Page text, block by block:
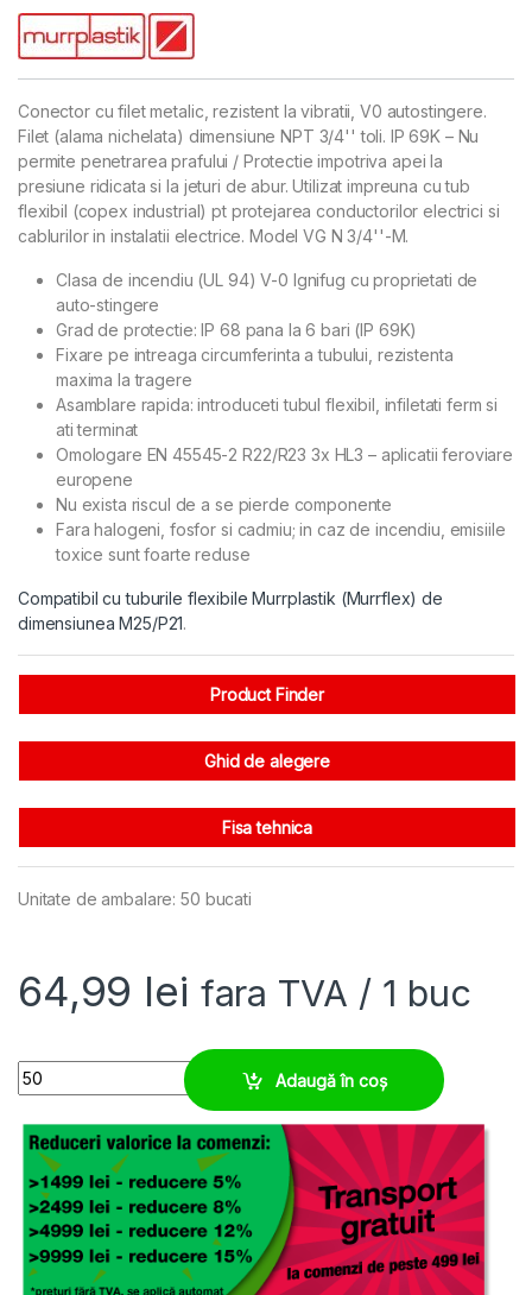
Conector cu filet metalic, rezistent la vibratii, V0 autostingere.
Filet (alama nichelata) dimensiune NPT 3/4'' toli. IP 69K – Nu
permite penetrarea prafului / Protectie impotriva apei la
presiune ridicata si la jeturi de abur. Utilizat impreuna cu tub
flexibil (copex industrial) pt protejarea conductorilor electrici si
cablurilor in instalatii electrice. Model VG N 3/4''-M.
Clasa de incendiu (UL 94) V-0 Ignifug cu proprietati de
auto-stingere
Grad de protectie: IP 68 pana la 6 bari (IP 69K)
Fixare pe intreaga circumferinta a tubului, rezistenta
maxima la tragere
Asamblare rapida: introduceti tubul flexibil, infiletati ferm si
ati terminat
Omologare EN 45545-2 R22/R23 3x HL3 – aplicatii feroviare
europene
Nu exista riscul de a se pierde componente
Fara halogeni, fosfor si cadmiu; in caz de incendiu, emisiile
toxice sunt foarte reduse
Compatibil cu tuburile flexibile Murrplastik (Murrflex) de
dimensiunea M25/P21.
Product Finder
Ghid de alegere
Fisa tehnica
Unitate de ambalare: 50 bucati
64,99 lei fara TVA / 1 buc
Conector 3/4'' toli filet metalic, rezistent vibratii quantity
Adaugă în coș